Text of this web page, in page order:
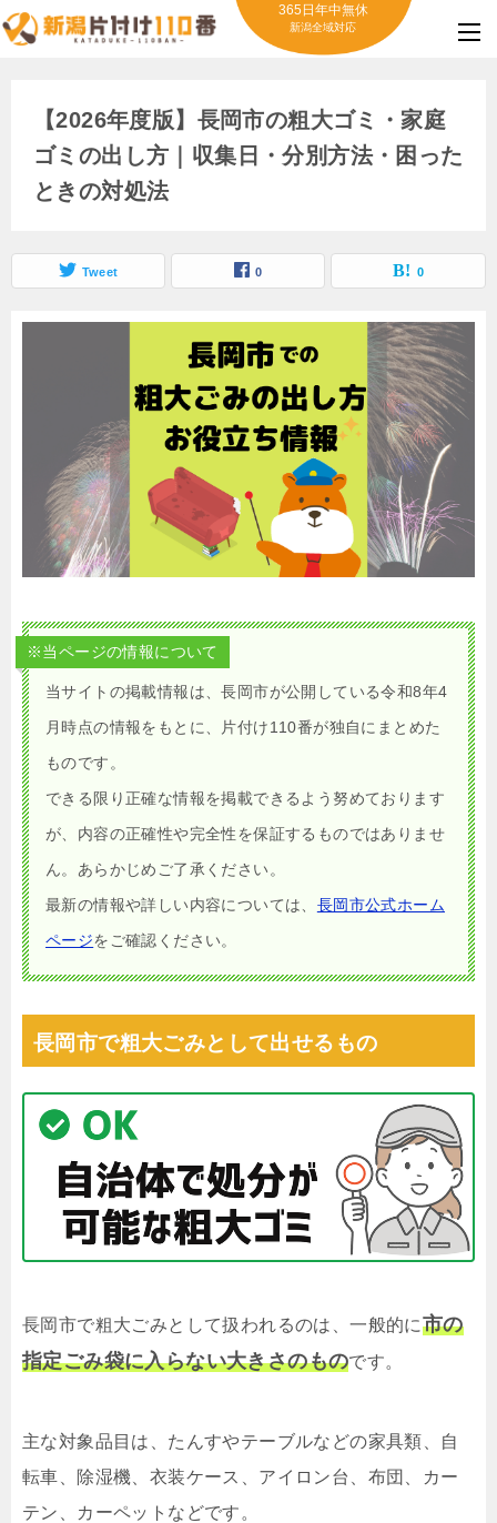
365日年中無休
新潟全域対応
【2026年度版】長岡市の粗大ゴミ・家庭
ゴミの出し方｜収集日・分別方法・困った
ときの対処法
Tweet 0 0
※当ページの情報について
当サイトの掲載情報は、長岡市が公開している令和8年4
月時点の情報をもとに、片付け110番が独自にまとめた
ものです。
できる限り正確な情報を掲載できるよう努めております
が、内容の正確性や完全性を保証するものではありませ
ん。あらかじめご了承ください。
最新の情報や詳しい内容については、 長岡市公式ホーム
ページをご確認ください。
長岡市で粗大ごみとして出せるもの
長岡市で粗大ごみとして扱われるのは、一般的に市の
指定ごみ袋に入らない大きさのものです。
主な対象品目は、たんすやテーブルなどの家具類、自
転車、除湿機、衣装ケース、アイロン台、布団、カー
テン、カーペットなどです。